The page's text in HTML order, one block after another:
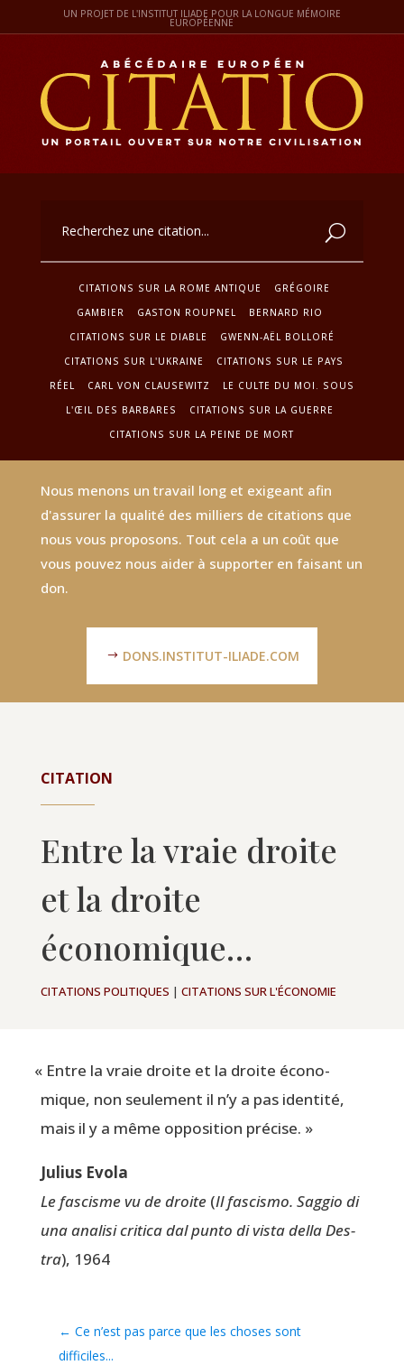
UN PROJET DE L'INSTITUT ILIADE POUR LA LONGUE MÉMOIRE
EUROPÉENNE
CITATIONS SUR LA ROME ANTIQUE
GRÉGOIRE
GAMBIER
GASTON ROUPNEL
BERNARD RIO
CITATIONS SUR LE DIABLE
GWENN-AËL BOLLORÉ
CITATIONS SUR L'UKRAINE
CITATIONS SUR LE PAYS
RÉEL
CARL VON CLAUSEWITZ
LE CULTE DU MOI. SOUS
L'ŒIL DES BARBARES
CITATIONS SUR LA GUERRE
CITATIONS SUR LA PEINE DE MORT
Nous menons un travail long et exigeant afin
d'assurer la qualité des milliers de citations que
nous vous proposons. Tout cela a un coût que
vous pouvez nous aider à supporter en faisant un
don.
DONS.INSTITUT-ILIADE.COM
CITATION
Entre la vraie droite
et la droite
économique…
CITATIONS POLITIQUES | CITATIONS SUR L'ÉCONOMIE
« Entre la vraie droite et la droite éco­no­
mique, non seule­ment il n’y a pas iden­ti­té,
mais il y a même oppo­si­tion précise. »
Julius Evo­la
Le fas­cisme vu de droite(Il fas­cis­mo. Sag­gio di
una ana­li­si cri­ti­ca dal pun­to di vis­ta del­la Des­
tra), 1964
← Ce n’est pas parce que les choses sont
difficiles...